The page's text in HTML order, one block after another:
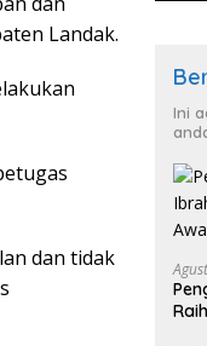
Landak.
dan tidak
Ini